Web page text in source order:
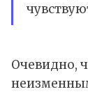
Очевидно,